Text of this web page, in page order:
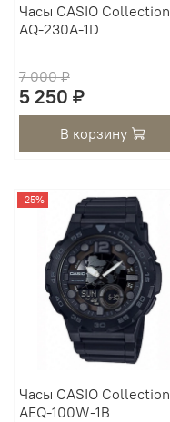
Часы CASIO Collection
AQ-230A-1D
7 000 ₽
5 250 ₽
В корзину
-25%
Часы CASIO Collection
AEQ-100W-1B